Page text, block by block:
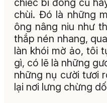
chùi. Đó là những
ông nâng niu như
thắp nén nhang,
làn khói mờ ảo, tôi
gì, có lẽ là những
những nụ cười tươi
lại nơi lưng chừng